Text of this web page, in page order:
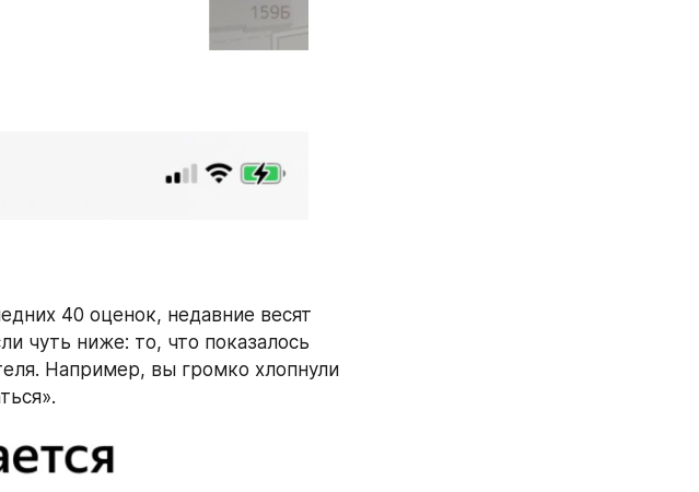
40 оценок, недавние весят
чуть ниже: то, что показалось
Например, вы громко хлопнули